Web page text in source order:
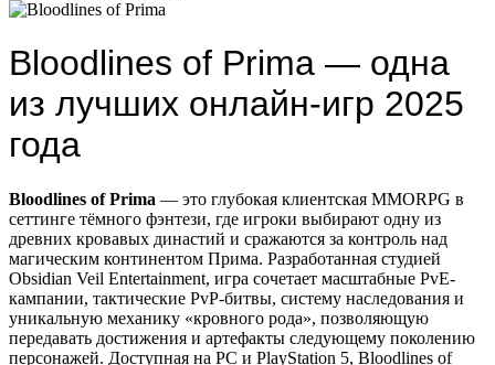
Bloodlines of Prima — одна
из лучших онлайн-игр 2025
года
Bloodlines of Prima — это глубокая клиентская MMORPG в
сеттинге тёмного фэнтези, где игроки выбирают одну из
древних кровавых династий и сражаются за контроль над
магическим континентом Прима. Разработанная студией
Obsidian Veil Entertainment, игра сочетает масштабные PvE-
кампании, тактические PvP-битвы, систему наследования и
уникальную механику «кровного рода», позволяющую
передавать достижения и артефакты следующему поколению
персонажей. Доступная на PC и PlayStation 5, Bloodlines of